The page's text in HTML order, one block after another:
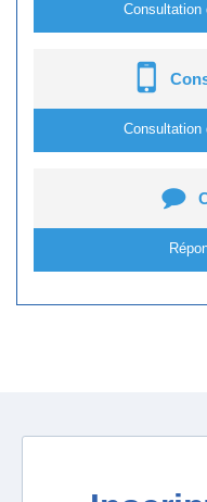
Consultation
Consultation